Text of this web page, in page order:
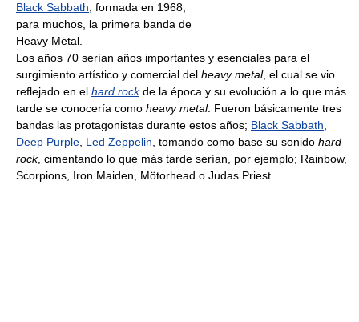
Black Sabbath , formada en 1968;
para muchos, la primera banda de
Heavy Metal.
Los años 70 serían años importantes y esenciales para el
surgimiento artístico y comercial del heavy metal, el cual se vio
reflejado en el hard rockde la época y su evolución a lo que más
tarde se conocería como heavy metal. Fueron básicamente tres
bandas las protagonistas durante estos años; Black Sabbath
Deep Purple Led Zeppelin , tomando como base su sonido hard
rock, cimentando lo que más tarde serían, por ejemplo; Rainbow,
Scorpions, Iron Maiden, Mötorhead o Judas Priest.